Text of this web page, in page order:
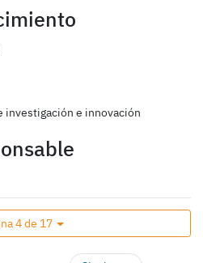
investigación e innovación
4 de 17